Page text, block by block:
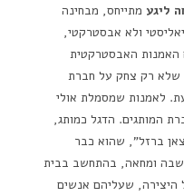
ליגע מתייחס, מבחינה
ולא אבסטרקטי,
האמנות האבסטרקטית
שלא רק צחק על חברת
לאמנות שמסמלת אולי
המותגים. הדגל כמותג,
ברזל", שהוא כבר
ומחאה, בהתחשב בבית
היצירה, שעליהם אנשים